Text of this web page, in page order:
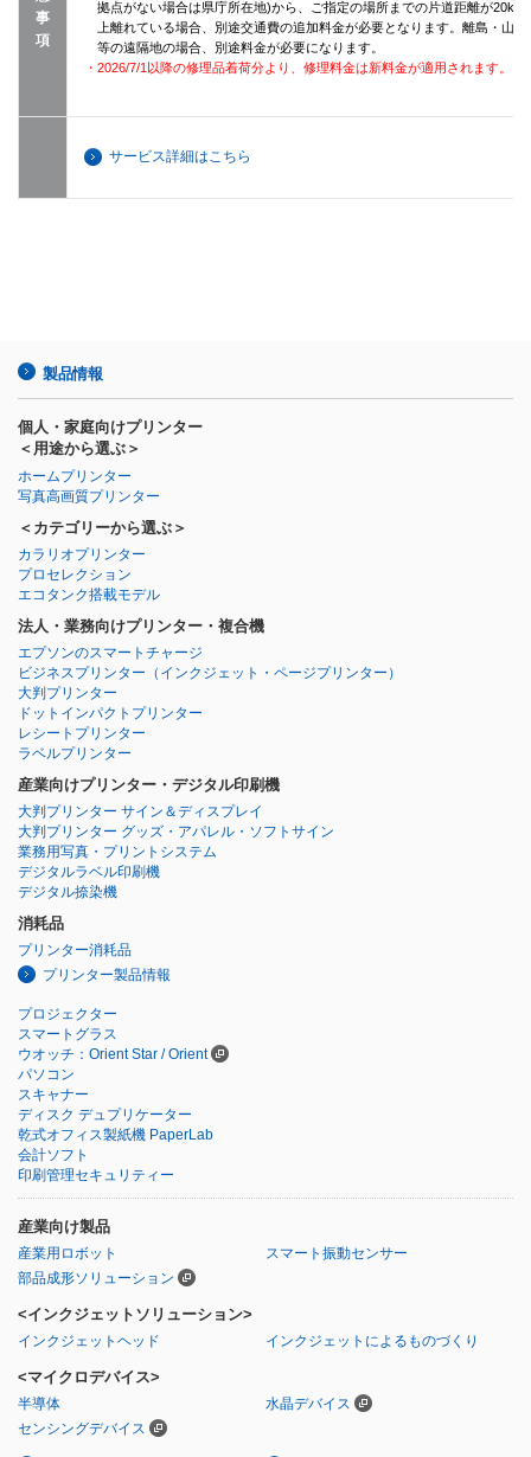
事
項
拠点がない場合は県庁所在地)から、ご指定の場所までの片道距離が20km
上離れている場合、別途交通費の追加料金が必要となります。離島・山間
等の遠隔地の場合、別途料金が必要になります。
・2026/7/1以降の修理品着荷分より、修理料金は新料金が適用されます。
サービス詳細はこちら
製品情報
個人・家庭向けプリンター
＜用途から選ぶ＞
ホームプリンター
写真高画質プリンター
＜カテゴリーから選ぶ＞
カラリオプリンター
プロセレクション
エコタンク搭載モデル
法人・業務向けプリンター・複合機
エプソンのスマートチャージ
ビジネスプリンター （インクジェット・ページプリンター）
大判プリンター
ドットインパクトプリンター
レシートプリンター
ラベルプリンター
産業向けプリンター・デジタル印刷機
大判プリンター サイン＆ディスプレイ
大判プリンター グッズ・アパレル・ソフトサイン
業務用写真・プリントシステム
デジタルラベル印刷機
デジタル捺染機
消耗品
プリンター消耗品
プリンター製品情報
プロジェクター
スマートグラス
ウオッチ：Orient Star / Orient
パソコン
スキャナー
ディスク デュプリケーター
乾式オフィス製紙機 PaperLab
会計ソフト
印刷管理セキュリティー
産業向け製品
産業用ロボット
スマート振動センサー
部品成形ソリューション
<インクジェットソリューション>
インクジェットヘッド インクジェットによるものづくり
<マイクロデバイス>
半導体
水晶デバイス
センシングデバイス